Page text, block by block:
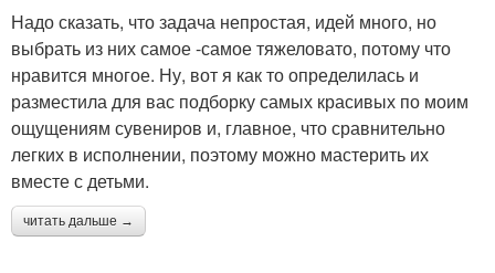
Надо сказать, что задача непростая, идей много, но
выбрать из них самое -самое тяжеловато, потому что
нравится многое. Ну, вот я как то определилась и
разместила для вас подборку самых красивых по моим
ощущениям сувениров и, главное, что сравнительно
легких в исполнении, поэтому можно мастерить их
вместе с детьми.
читать дальше →